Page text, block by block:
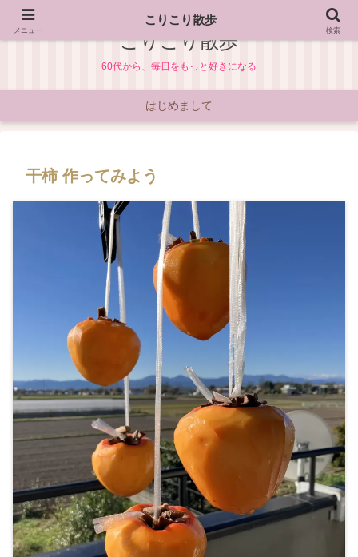
こりこり散歩
60代から、毎日をもっと好きになる
はじめまして
干柿 作ってみよう
メニュー
こりこり散歩
検索